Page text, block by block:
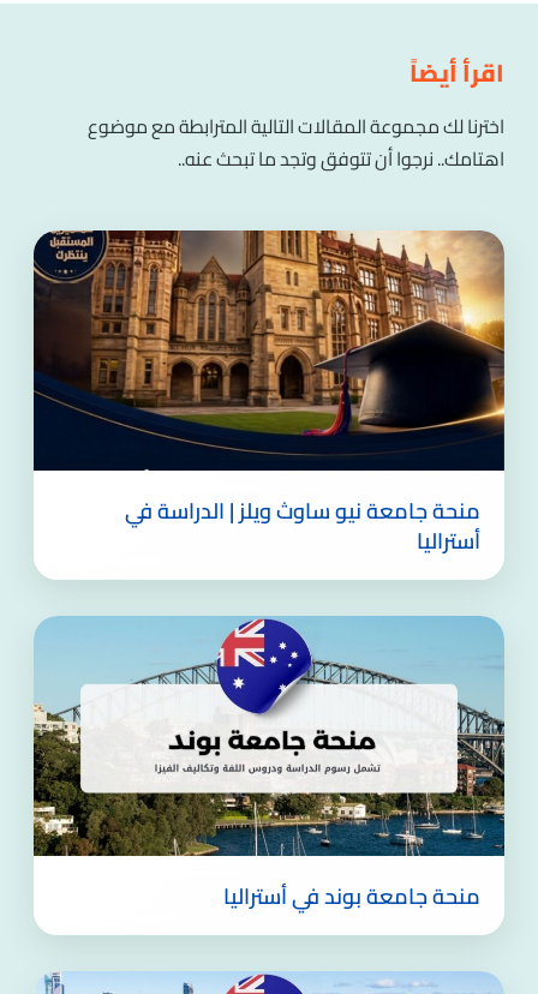
اقرأ أيضاً
اخترنا لك مجموعة المقالات التالية المترابطة مع موضوع
اهتامك.. نرجوا أن تتوفق وتجد ما تبحث عنه..
منحة جامعة نيو ساوث ويلز | الدراسة في
أستراليا
منحة جامعة بوند في أستراليا